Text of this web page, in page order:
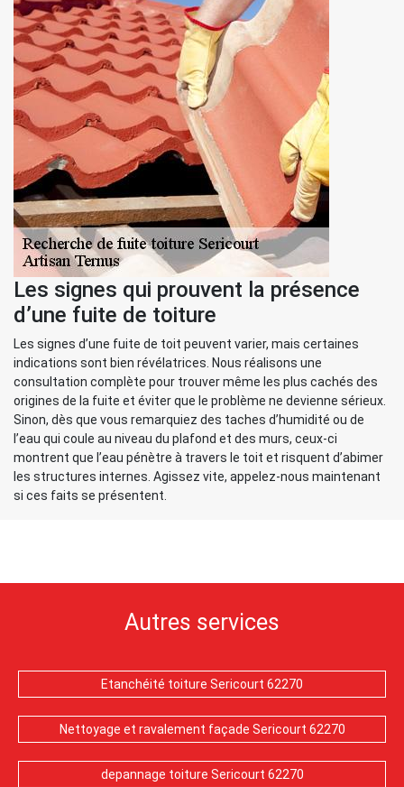
Les signes qui prouvent la présence
d’une fuite de toiture
Les signes d’une fuite de toit peuvent varier, mais certaines
indications sont bien révélatrices. Nous réalisons une
consultation complète pour trouver même les plus cachés des
origines de la fuite et éviter que le problème ne devienne sérieux.
Sinon, dès que vous remarquiez des taches d’humidité ou de
l’eau qui coule au niveau du plafond et des murs, ceux-ci
montrent que l’eau pénètre à travers le toit et risquent d’abimer
les structures internes. Agissez vite, appelez-nous maintenant
si ces faits se présentent.
Autres services
Etanchéité toiture Sericourt 62270
Nettoyage et ravalement façade Sericourt 62270
depannage toiture Sericourt 62270